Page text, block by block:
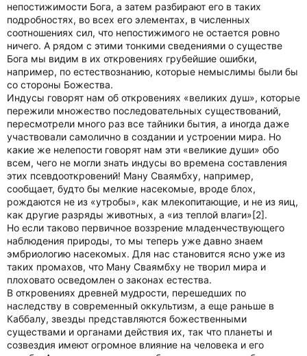
непостижимости Бога, а затем разбирают его в таких
подробностях, во всех его элементах, в численных
соотношениях сил, что непостижимого не остается ровно
ничего. А рядом с этими тонкими сведениями о существе
Бога мы видим в их откровениях грубейшие ошибки,
например, по естествознанию, которые немыслимы были бы
со стороны Божества.
Индусы говорят нам об откровениях «великих душ», которые
пережили множество последовательных существований,
пересмотрели много раз все тайники бытия, а иногда даже
участвовали самолично в создании и устроении мира. Но
какие же нелепости говорят нам эти «великие души» обо
всем, чего не могли знать индусы во времена составления
этих псевдооткровений! Ману Сваямбху, например,
сообщает, будто бы мелкие насекомые, вроде блох,
рождаются не из «утробы», как млекопитающие, и не из яиц,
как другие разряды животных, а «из теплой влаги»[2].
Но если таково первичное воззрение младенчествующего
наблюдения природы, то мы теперь уже давно знаем
эмбриологию насекомых. Для нас становится ясно уже из
таких промахов, что Ману Сваямбху не творил мира и
плоховато осведомлен о законах естества.
В откровениях древней мудрости, перешедших по
наследству в современный оккультизм, а еще раньше в
Каббалу, звезды представляются божественными
существами и органами действия их, так что планеты и
созвездия имеют огромное влияние на человека и его